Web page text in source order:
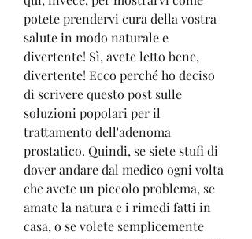
potete prendervi cura della vostra
salute in modo naturale e
divertente! Sì, avete letto bene,
divertente! Ecco perché ho deciso
di scrivere questo post sulle
soluzioni popolari per il
trattamento dell'adenoma
prostatico. Quindi, se siete stufi di
dover andare dal medico ogni volta
che avete un piccolo problema, se
amate la natura e i rimedi fatti in
casa, o se volete semplicemente